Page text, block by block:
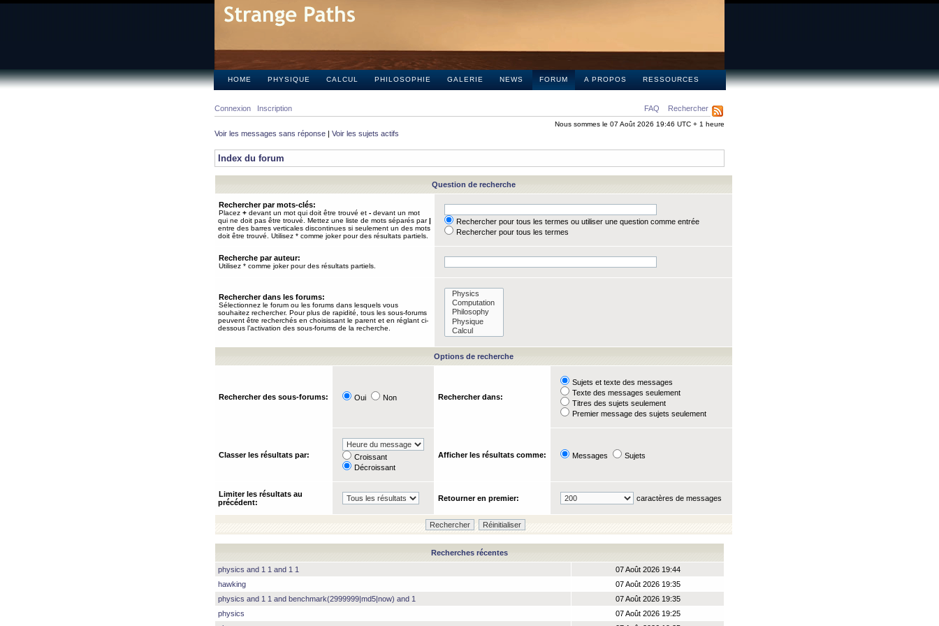
HOME PHYSIQUE CALCUL PHILOSOPHIE GALERIE NEWS FORUM A PROPOS RESSOURCES
FAQ Rechercher
Connexion Inscription
Nous sommes le 07 Août 2026 19:46 UTC + 1 heure
Voir les messages sans réponse | Voir les sujets actifs
Index du forum
Question de recherche
Rechercher par mots-clés:
Placez + devant un mot qui doit être trouvé et - devant un mot
qui ne doit pas être trouvé. Mettez une liste de mots séparés par|
entre des barres verticales discontinues si seulement un des mots
doit être trouvé. Utilisez * comme joker pour des résultats partiels.
Rechercher pour tous les termes ou utiliser une question comme entrée
Rechercher pour tous les termes
Recherche par auteur:
Utilisez * comme joker pour des résultats partiels.
Rechercher dans les forums:
Sélectionnez le forum ou les forums dans lesquels vous
souhaitez rechercher. Pour plus de rapidité, tous les sous-forums
peuvent être recherchés en choisissant le parent et en réglant ci-
dessous l’activation des sous-forums de la recherche.
Options de recherche
Rechercher des sous-forums: Oui Non Rechercher dans:
Sujets et texte des messages
Texte des messages seulement
Titres des sujets seulement
Premier message des sujets seulement
Classer les résultats par:
Croissant
Décroissant
Afficher les résultats comme: Messages Sujets
Limiter les résultats au
précédent:
Retourner en premier: caractères de messages
Recherches récentes
physics and 1 1 and 1 1
07 Août 2026 19:44
hawking
07 Août 2026 19:35
physics and 1 1 and benchmark(2999999|md5|now) and 1
07 Août 2026 19:35
physics
07 Août 2026 19:25